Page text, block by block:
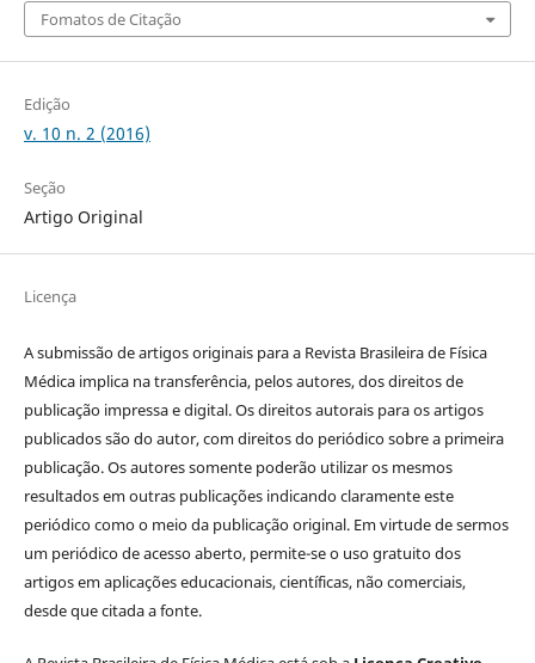
Fomatos de Citação
Edição
v. 10 n. 2 (2016)
Seção
Artigo Original
Licença
A submissão de artigos originais para a Revista Brasileira de Física
Médica implica na transferência, pelos autores, dos direitos de
publicação impressa e digital. Os direitos autorais para os artigos
publicados são do autor, com direitos do periódico sobre a primeira
publicação. Os autores somente poderão utilizar os mesmos
resultados em outras publicações indicando claramente este
periódico como o meio da publicação original. Em virtude de sermos
um periódico de acesso aberto, permite-se o uso gratuito dos
artigos em aplicações educacionais, científicas, não comerciais,
desde que citada a fonte.